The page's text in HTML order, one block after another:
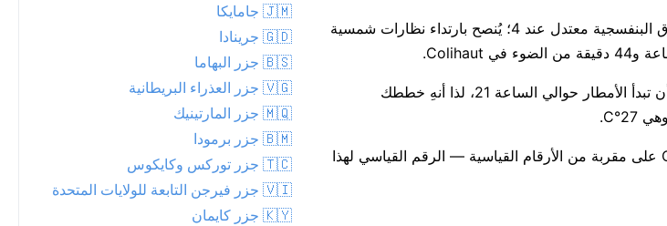
قراءة متوسطة لجودة الهواء الآن: مؤشر وكالة حماية البيئة 2، PM2.5 17. مؤشر الأشعة فوق البنفسجية معتدل عند 4؛ يُنصح بارتداء نظارات شمسية
احتمال هطول الأمطار اليوم كبير جدًا، بنسبة 67% مع توقعات تصل إلى 2 مم. من المتوقع أن تبدأ الأمطار حوالي الساعة 21، لذا أنهِ خططك
لا تغير كبير هذا الأسبوع — العظمى قرب 29°C، والصغرى حوالي 26°C. هذا يضع Colihaut على مقربة من الأرقام القياسية — الرقم القياسي لهذا
🇯🇲 جامايكا
🇬🇩 جرينادا
🇧🇸 جزر البهاما
🇻🇬 جزر العذراء البريطانية
🇲🇶 جزر المارتينيك
🇧🇲 جزر برمودا
🇹🇨 جزر توركس وكايكوس
🇻🇮 جزر فيرجن التابعة للولايات المتحدة
🇰🇾 جزر كايمان